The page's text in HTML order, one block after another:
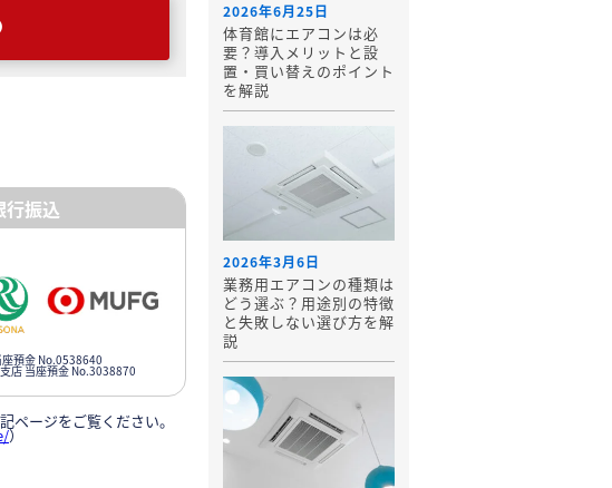
行振込
座預金 No.0538640
店 当座預金 No.3038870
ページをご覧ください。
）
2026年6月25日
体育館にエアコンは必
要？導入メリットと設
置・買い替えのポイント
を解説
2026年3月6日
業務用エアコンの種類は
どう選ぶ？用途別の特徴
と失敗しない選び方を解
説